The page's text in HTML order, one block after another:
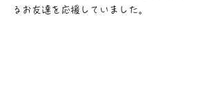
るお友達を応援していました。